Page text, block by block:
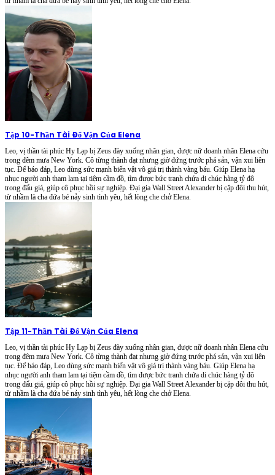
Tập 10-Thần Tài Đổ Vận Của Elena
Leo, vị thần tài phúc Hy Lạp bị Zeus đày xuống nhân gian, được nữ doanh nhân Elena cứu
trong đêm mưa New York. Cô từng thành đạt nhưng giờ đứng trước phá sản, vận xui liên
tục. Để báo đáp, Leo dùng sức mạnh biến vật vô giá trị thành vàng báu. Giúp Elena hạ
nhục người anh tham lam tại tiệm cầm đồ, tìm được bức tranh chứa di chúc hàng tỷ đô
trong đấu giá, giúp cô phục hồi sự nghiệp. Đại gia Wall Street Alexander bị cặp đôi thu hút,
từ nhầm là cha đứa bé nảy sinh tình yêu, hết lòng che chở Elena.
Tập 11-Thần Tài Đổ Vận Của Elena
Leo, vị thần tài phúc Hy Lạp bị Zeus đày xuống nhân gian, được nữ doanh nhân Elena cứu
trong đêm mưa New York. Cô từng thành đạt nhưng giờ đứng trước phá sản, vận xui liên
tục. Để báo đáp, Leo dùng sức mạnh biến vật vô giá trị thành vàng báu. Giúp Elena hạ
nhục người anh tham lam tại tiệm cầm đồ, tìm được bức tranh chứa di chúc hàng tỷ đô
trong đấu giá, giúp cô phục hồi sự nghiệp. Đại gia Wall Street Alexander bị cặp đôi thu hút,
từ nhầm là cha đứa bé nảy sinh tình yêu, hết lòng che chở Elena.